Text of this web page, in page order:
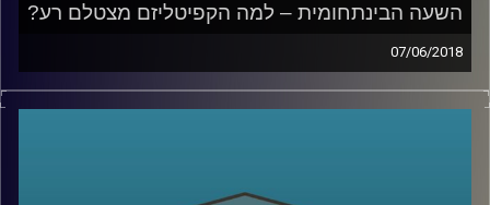
השעה הבינתחומית – למה הקפיטליזם מצטלם רע?
07/06/2018
השיח הכלכלי המתווך על ידי הפוליטיקאים
פרופסור עומר מואב מנפץ מיתוסים על השיטה